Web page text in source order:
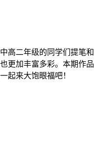
高二年级的同学们提笔和
更加丰富多彩。本期作品
起来大饱眼福吧！